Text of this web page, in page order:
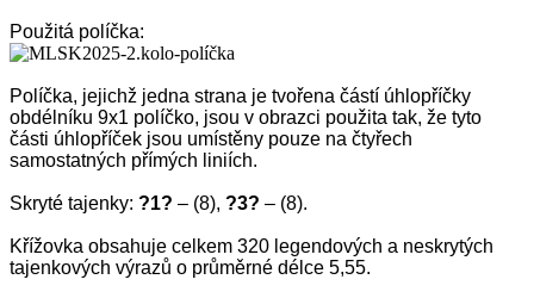
Použitá políčka:
Políčka, jejichž jedna strana je tvořena částí úhlopříčky
obdélníku 9x1 políčko, jsou v obrazci použita tak, že tyto
části úhlopříček jsou umístěny pouze na čtyřech
samostatných přímých liniích.
Skryté tajenky: ?1? – (8), ?3? – (8).
Křížovka obsahuje celkem 320 legendových a neskrytých
tajenkových výrazů o průměrné délce 5,55.